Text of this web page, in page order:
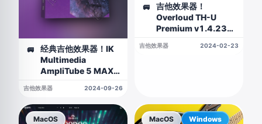
🚐
经典吉他效果器！IK
Multimedia
AmpliTube 5 MAX
吉他效果器 2024-09-26
🚐
吉他效果器！
Overloud TH-U
Premium v1.4.23
吉他效果器 2024-02-23
MacOS MacOS Windows